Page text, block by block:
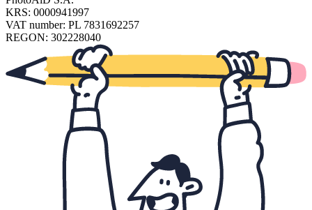
KRS: 0000941997
VAT number: PL 7831692257
REGON: 302228040